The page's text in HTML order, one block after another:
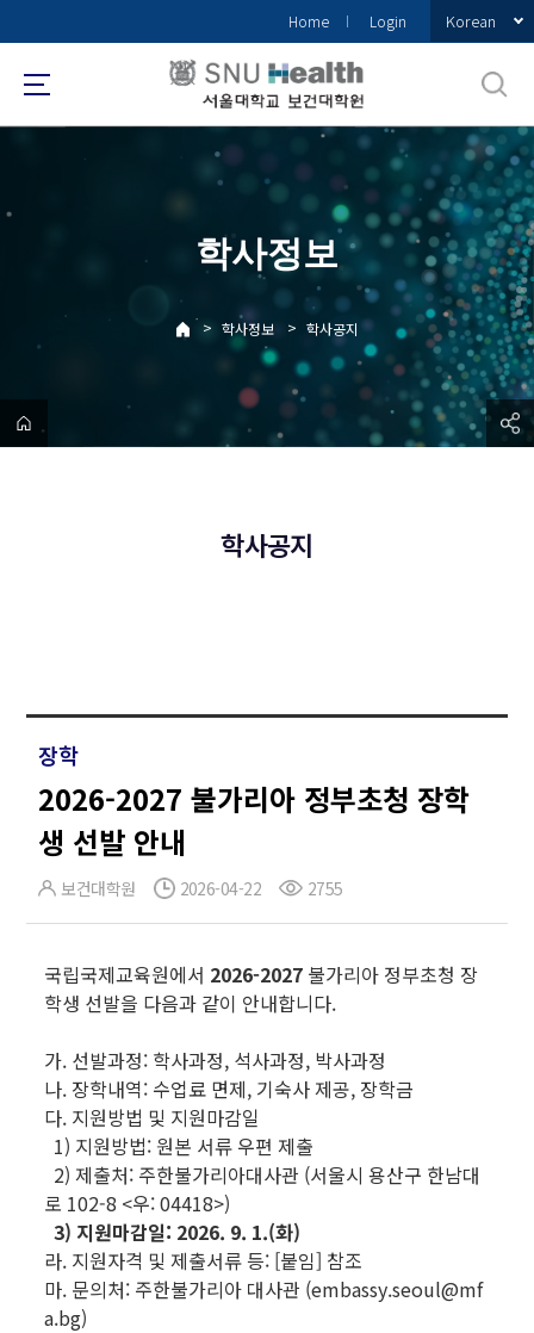
로
메
Home Login Korean
학사정보
> 학사정보 > 학사공지
학사공지
장학
2026-2027 불가리아 정부초청 장학
생 선발 안내
보건대학원 2026-04-22 2755
국립국제교육원에서 2026-2027 불가리아 정부초청 장
학생 선발을 다음과 같이 안내합니다.
가. 선발과정: 학사과정, 석사과정, 박사과정
나. 장학내역: 수업료 면제, 기숙사 제공, 장학금
다. 지원방법 및 지원마감일
1) 지원방법: 원본 서류 우편 제출
2) 제출처: 주한불가리아대사관 (서울시 용산구 한남대
로 102-8 <우: 04418>)
3) 지원마감일: 2026. 9. 1.(화)
라. 지원자격 및 제출서류 등: [붙임] 참조
마. 문의처: 주한불가리아 대사관 (embassy.seoul@mf
a.bg)